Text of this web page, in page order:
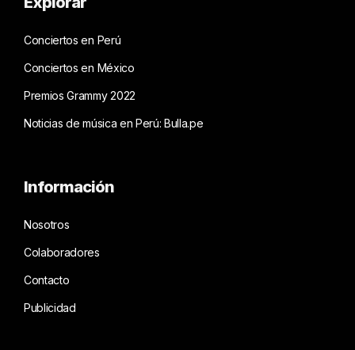
Conciertos en Perú
Conciertos en México
Premios Grammy 2022
Noticias de música en Perú: Bulla.pe
Información
Nosotros
Colaboradores
Contacto
Publicidad